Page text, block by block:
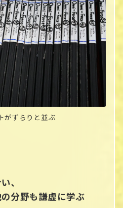
がずらりと並ぶ
、
分野も謙虚に学ぶ